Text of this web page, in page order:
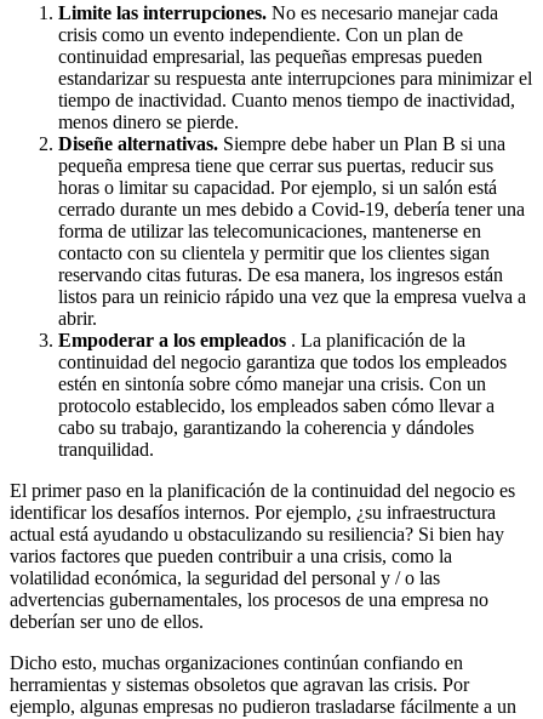
Limite las interrupciones. No es necesario manejar cada
crisis como un evento independiente. Con un plan de
continuidad empresarial, las pequeñas empresas pueden
estandarizar su respuesta ante interrupciones para minimizar el
tiempo de inactividad. Cuanto menos tiempo de inactividad,
menos dinero se pierde.
Diseñe alternativas. Siempre debe haber un Plan B si una
pequeña empresa tiene que cerrar sus puertas, reducir sus
horas o limitar su capacidad. Por ejemplo, si un salón está
cerrado durante un mes debido a Covid-19, debería tener una
forma de utilizar las telecomunicaciones, mantenerse en
contacto con su clientela y permitir que los clientes sigan
reservando citas futuras. De esa manera, los ingresos están
listos para un reinicio rápido una vez que la empresa vuelva a
abrir.
Empoderar a los empleados . La planificación de la
continuidad del negocio garantiza que todos los empleados
estén en sintonía sobre cómo manejar una crisis. Con un
protocolo establecido, los empleados saben cómo llevar a
cabo su trabajo, garantizando la coherencia y dándoles
tranquilidad.
El primer paso en la planificación de la continuidad del negocio es
identificar los desafíos internos. Por ejemplo, ¿su infraestructura
actual está ayudando u obstaculizando su resiliencia? Si bien hay
varios factores que pueden contribuir a una crisis, como la
volatilidad económica, la seguridad del personal y / o las
advertencias gubernamentales, los procesos de una empresa no
deberían ser uno de ellos.
Dicho esto, muchas organizaciones continúan confiando en
herramientas y sistemas obsoletos que agravan las crisis. Por
ejemplo, algunas empresas no pudieron trasladarse fácilmente a un